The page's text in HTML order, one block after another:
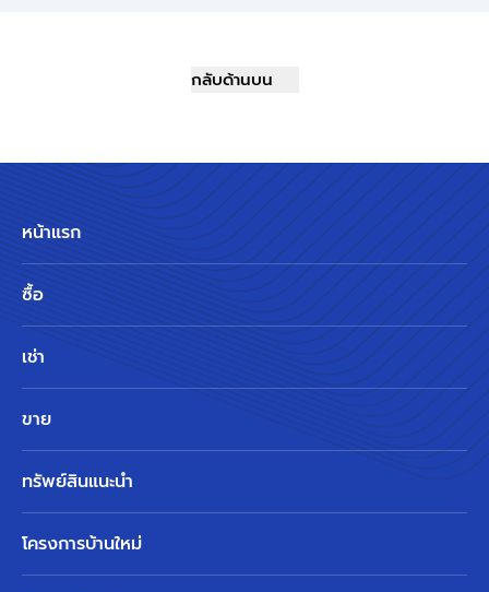
กลับด้านบน
หน้าแรก
ซื้อ
เช่า
ขาย
ทรัพย์สินแนะนำ
โครงการบ้านใหม่